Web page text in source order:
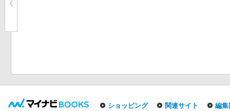
ショッピング 関連サイト 編集